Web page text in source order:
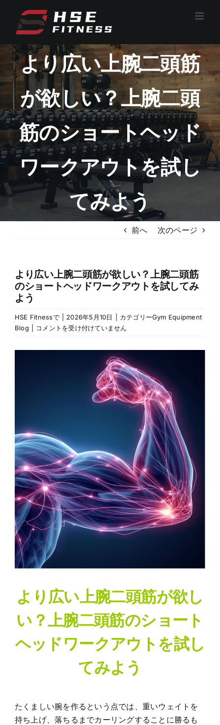
ン
ス
ッ
プ
より広い上腕二頭筋
が欲しい？上腕二頭
筋のショートヘッド
ワークアウトを試し
てみよう
前へ 次のページ
より広い上腕二頭筋が欲しい？上腕二頭筋
のショートヘッドワークアウトを試してみ
よう
HSE Fitnessで 2026年5月10日 カテゴリーGym Equipment
Blog
Want
Biceps?
コメントを受け付けていません
見
る
より広い上腕二頭筋が欲し
い？上腕二頭筋のショート
ヘッドワークアウトを試し
てみよう
たくましい腕を作るという点では、重いウェイトを
持ち上げ、落ちるまでカーリングすることに勝るも